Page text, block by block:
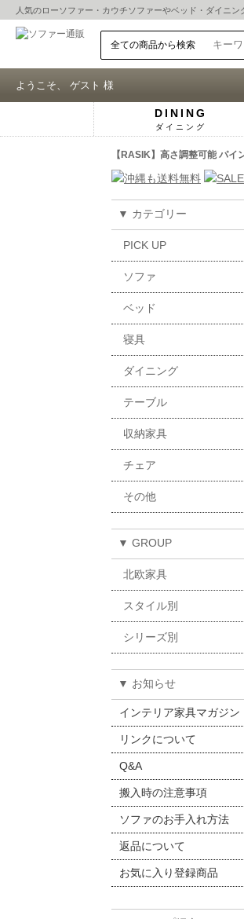
人気のローソファー ・ カウチソファーやベッド ・ ダイニン
ようこそ、 ゲスト 様
DINING
ダイニング
【RASIK】高さ調整可能 パ
▼ カテゴリー
PICK UP
ソファ
ベッド
寝具
ダイニング
テーブル
収納家具
チェア
その他
▼ GROUP
北欧家具
スタイル別
シリーズ別
▼ お知らせ
インテリア家具マガジン
リンクについて
Q&A
搬入時の注意事項
ソファのお手入れ方法
返品について
お気に入り登録商品